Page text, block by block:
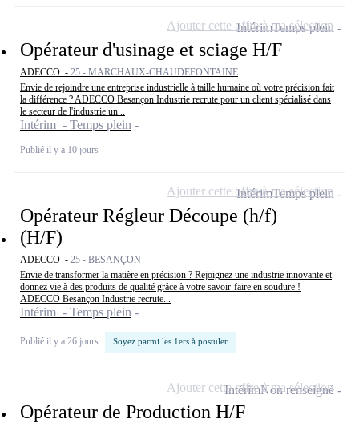
Opérateur d'usinage et sciage H/F
ADECCO - 25 - MARCHAUX-CHAUDEFONTAINE
Envie de rejoindre une entreprise industrielle à taille humaine où votre précision fait
la différence ? ADECCO Besançon Industrie recrute pour un client spécialisé dans
le secteur de l'industrie un...
Intérim - Temps plein
Publié il y a 10 jours
IntérimTemps plein
Ajouter cette offre à ma sélection
Opérateur Régleur Découpe (h/f)
(H/F)
ADECCO - 25 - BESANÇON
Envie de transformer la matière en précision ? Rejoignez une industrie innovante et
donnez vie à des produits de qualité grâce à votre savoir-faire en soudure !
ADECCO Besançon Industrie recrute...
Intérim - Temps plein
Publié il y a 26 jours Soyez parmi les 1ers à postuler
IntérimTemps plein
Ajouter cette offre à ma sélection
Opérateur de Production H/F
IntérimNon renseigné
Ajouter cette offre à ma sélection